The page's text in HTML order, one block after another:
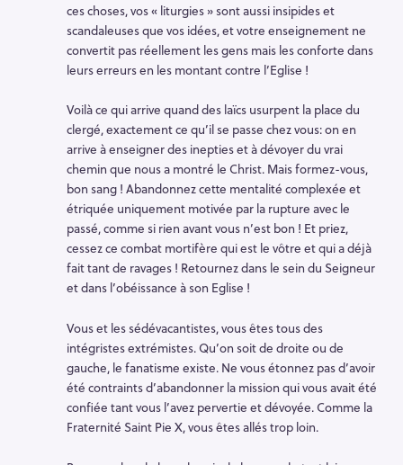
ces choses, vos « liturgies » sont aussi insipides et
scandaleuses que vos idées, et votre enseignement ne
convertit pas réellement les gens mais les conforte dans
leurs erreurs en les montant contre l’Eglise !
Voilà ce qui arrive quand des laïcs usurpent la place du
clergé, exactement ce qu’il se passe chez vous: on en
arrive à enseigner des inepties et à dévoyer du vrai
chemin que nous a montré le Christ. Mais formez-vous,
bon sang ! Abandonnez cette mentalité complexée et
étriquée uniquement motivée par la rupture avec le
passé, comme si rien avant vous n’est bon ! Et priez,
cessez ce combat mortifère qui est le vôtre et qui a déjà
fait tant de ravages ! Retournez dans le sein du Seigneur
et dans l’obéissance à son Eglise !
Vous et les sédévacantistes, vous êtes tous des
intégristes extrémistes. Qu’on soit de droite ou de
gauche, le fanatisme existe. Ne vous étonnez pas d’avoir
été contraints d’abandonner la mission qui vous avait été
confiée tant vous l’avez pervertie et dévoyée. Comme la
Fraternité Saint Pie X, vous êtes allés trop loin.